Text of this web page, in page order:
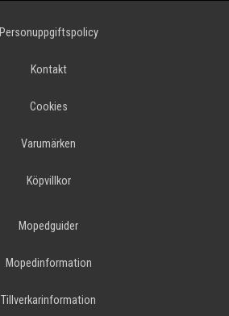
Personuppgiftspolicy
Kontakt
Cookies
Varumärken
Köpvillkor
Mopedguider
Mopedinformation
Tillverkarinformation